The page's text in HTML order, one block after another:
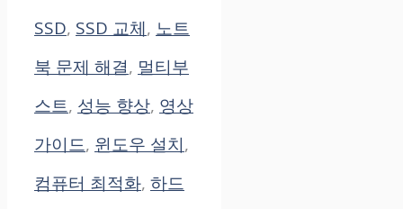
SSD, SSD 교체, 노트
북 문제 해결, 멀티부
스트, 성능 향상, 영상
가이드, 윈도우 설치,
컴퓨터 최적화, 하드